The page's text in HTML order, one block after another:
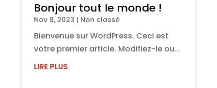
Bonjour tout le monde !
Nov 8, 2023 | Non classé
Bienvenue sur WordPress. Ceci est
votre premier article. Modifiez-le ou...
LIRE PLUS